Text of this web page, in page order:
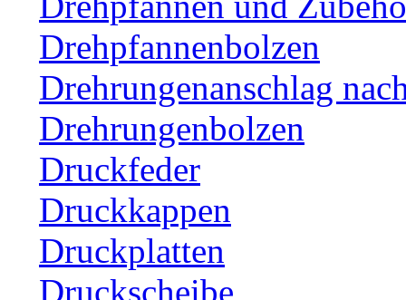
Drehpfannenbolzen
Drehrungenanschlag
Drehrungenbolzen
Druckfeder
Druckkappen
Druckplatten
Druckscheibe